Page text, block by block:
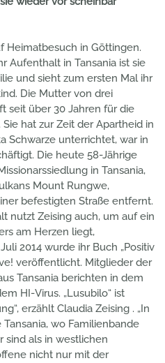
Heimatbesuch in Göttingen.
Aufenthalt in Tansania ist sie
und sieht zum ersten Mal ihr
Die Mutter von drei
seit über 30 Jahren für die
hat zur Zeit der Apartheid in
Schwarze unterrichtet, war in
Die heute 58-Jährige
in Tansania,
Mount Rungwe,
befestigten Straße entfernt.
nutzt Zeising auch, um auf ein
am Herzen liegt,
2014 wurde ihr Buch „Positiv
veröffentlicht. Mitglieder der
Tansania berichten in dem
HI-Virus. „Lusubilo“ ist
erzählt Claudia Zeising . „In
wo Familienbande
sind als in westlichen
nicht nur mit der